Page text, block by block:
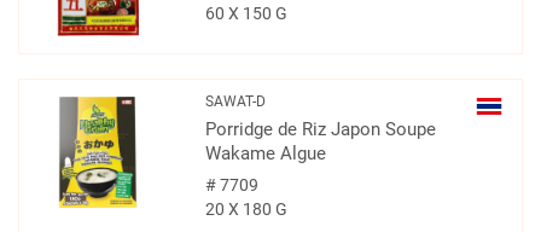
60 X 150 G
SAWAT-D
Porridge de Riz Japon Soupe
Wakame Algue
#7709
20 X 180 G